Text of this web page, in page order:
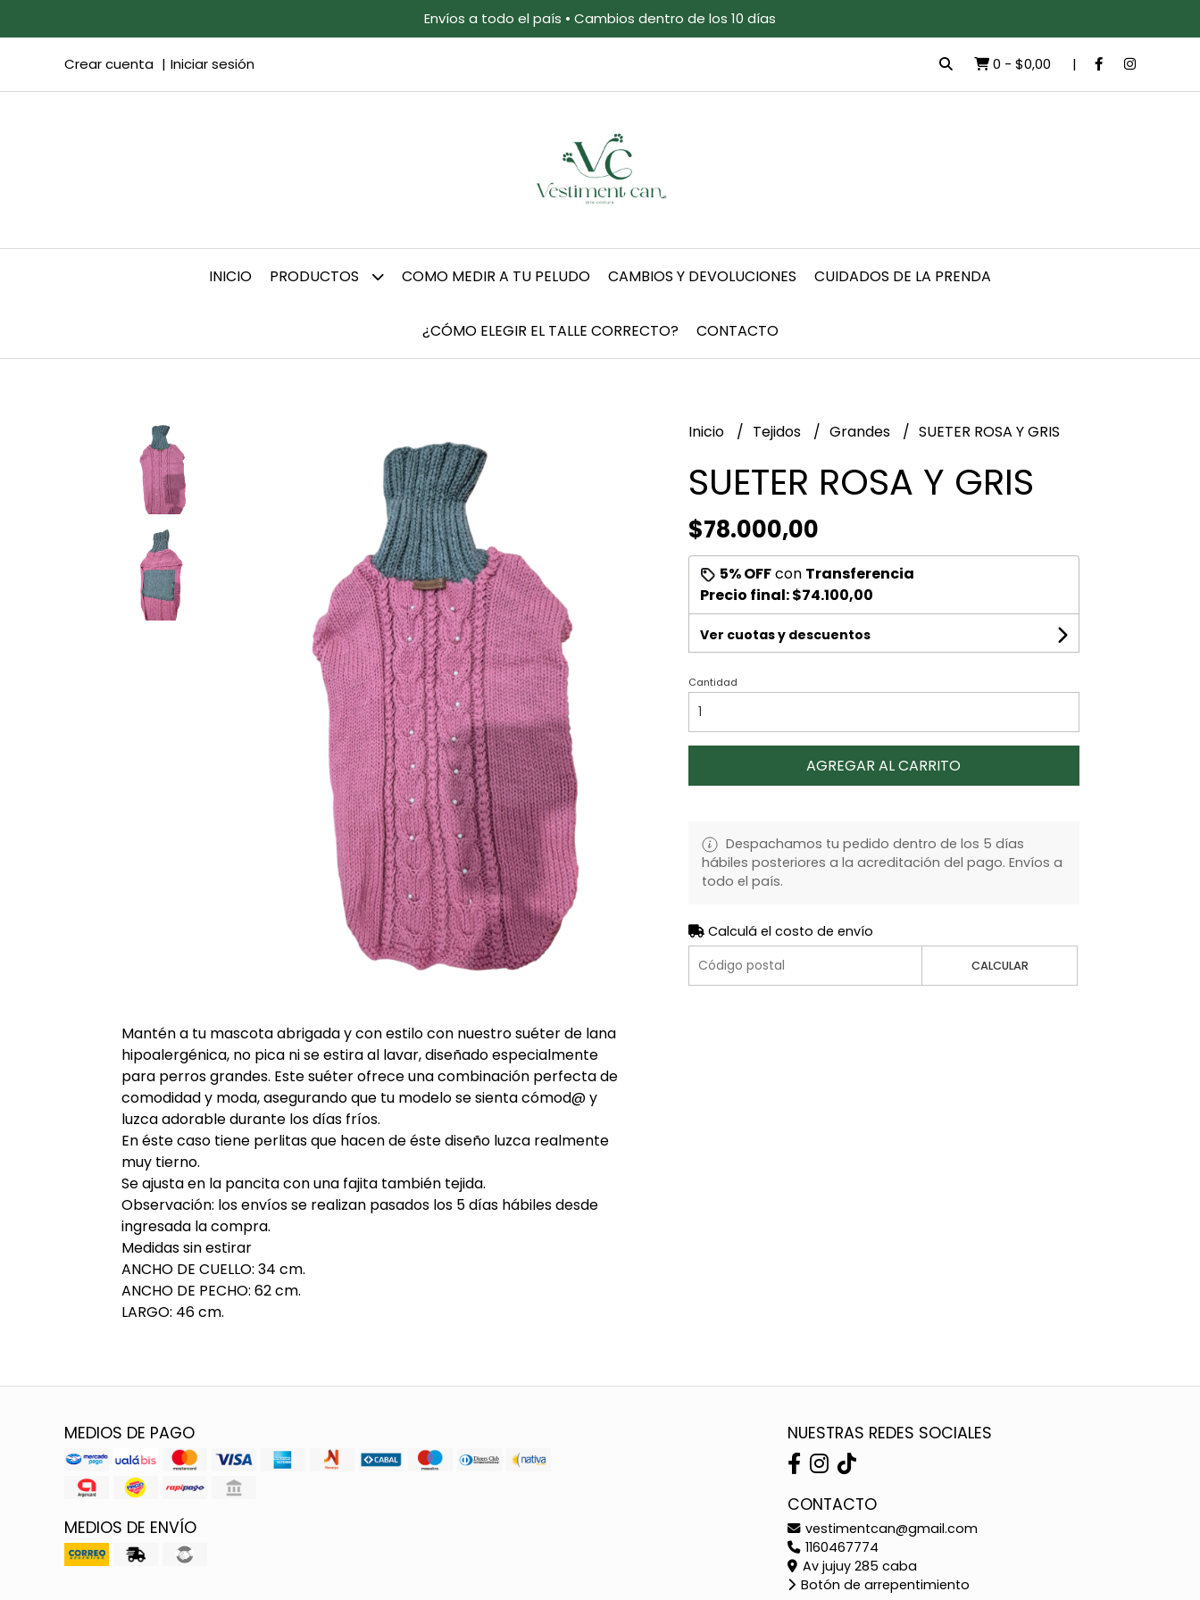
Envíos a todo el país • Cambios dentro de los 10 días
Crear cuenta Iniciar sesión 0 - $0,00
INICIO PRODUCTOS COMO MEDIR A TU PELUDO CAMBIOS Y DEVOLUCIONES CUIDADOS DE LA PRENDA
¿CÓMO ELEGIR EL TALLE CORRECTO? CONTACTO
Mantén a tu mascota abrigada y con estilo con nuestro suéter de lana
hipoalergénica, no pica ni se estira al lavar, diseñado especialmente
para perros grandes. Este suéter ofrece una combinación perfecta de
comodidad y moda, asegurando que tu modelo se sienta cómod@ y
luzca adorable durante los días fríos.
En éste caso tiene perlitas que hacen de éste diseño luzca realmente
muy tierno.
Se ajusta en la pancita con una fajita también tejida.
Observación: los envíos se realizan pasados los 5 días hábiles desde
ingresada la compra.
Medidas sin estirar
ANCHO DE CUELLO: 34 cm.
ANCHO DE PECHO: 62 cm.
LARGO: 46 cm.
Inicio Tejidos Grandes SUETER ROSA Y GRIS
SUETER ROSA Y GRIS
$78.000,00
5% OFFcon Transferencia
Precio final:$74.100,00
Ver cuotas y descuentos
Cantidad
AGREGAR AL CARRITO
Despachamos tu pedido dentro de los 5 días
hábiles posteriores a la acreditación del pago. Envíos a
todo el país.
Calculá el costo de envío
CALCULAR
MEDIOS DE PAGO
MEDIOS DE ENVÍO
NUESTRAS REDES SOCIALES
CONTACTO
vestimentcan@gmail.com
1160467774
Av jujuy 285 caba
Botón de arrepentimiento